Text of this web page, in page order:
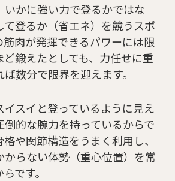
いかに強い力で登るかではな
て登るか（省エネ）を競うスポ
肉が発揮できるパワーには限
ど鍛えたとしても、力任せに重
数分で限界を迎えます。
イスイと登っているように見え
倒的な腕力を持っているからで
や関節構造をうまく利用し、
らない体勢（重心位置）を常
です。